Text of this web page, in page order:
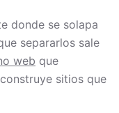
donde se solapa
separarlos sale
web que
sitios que